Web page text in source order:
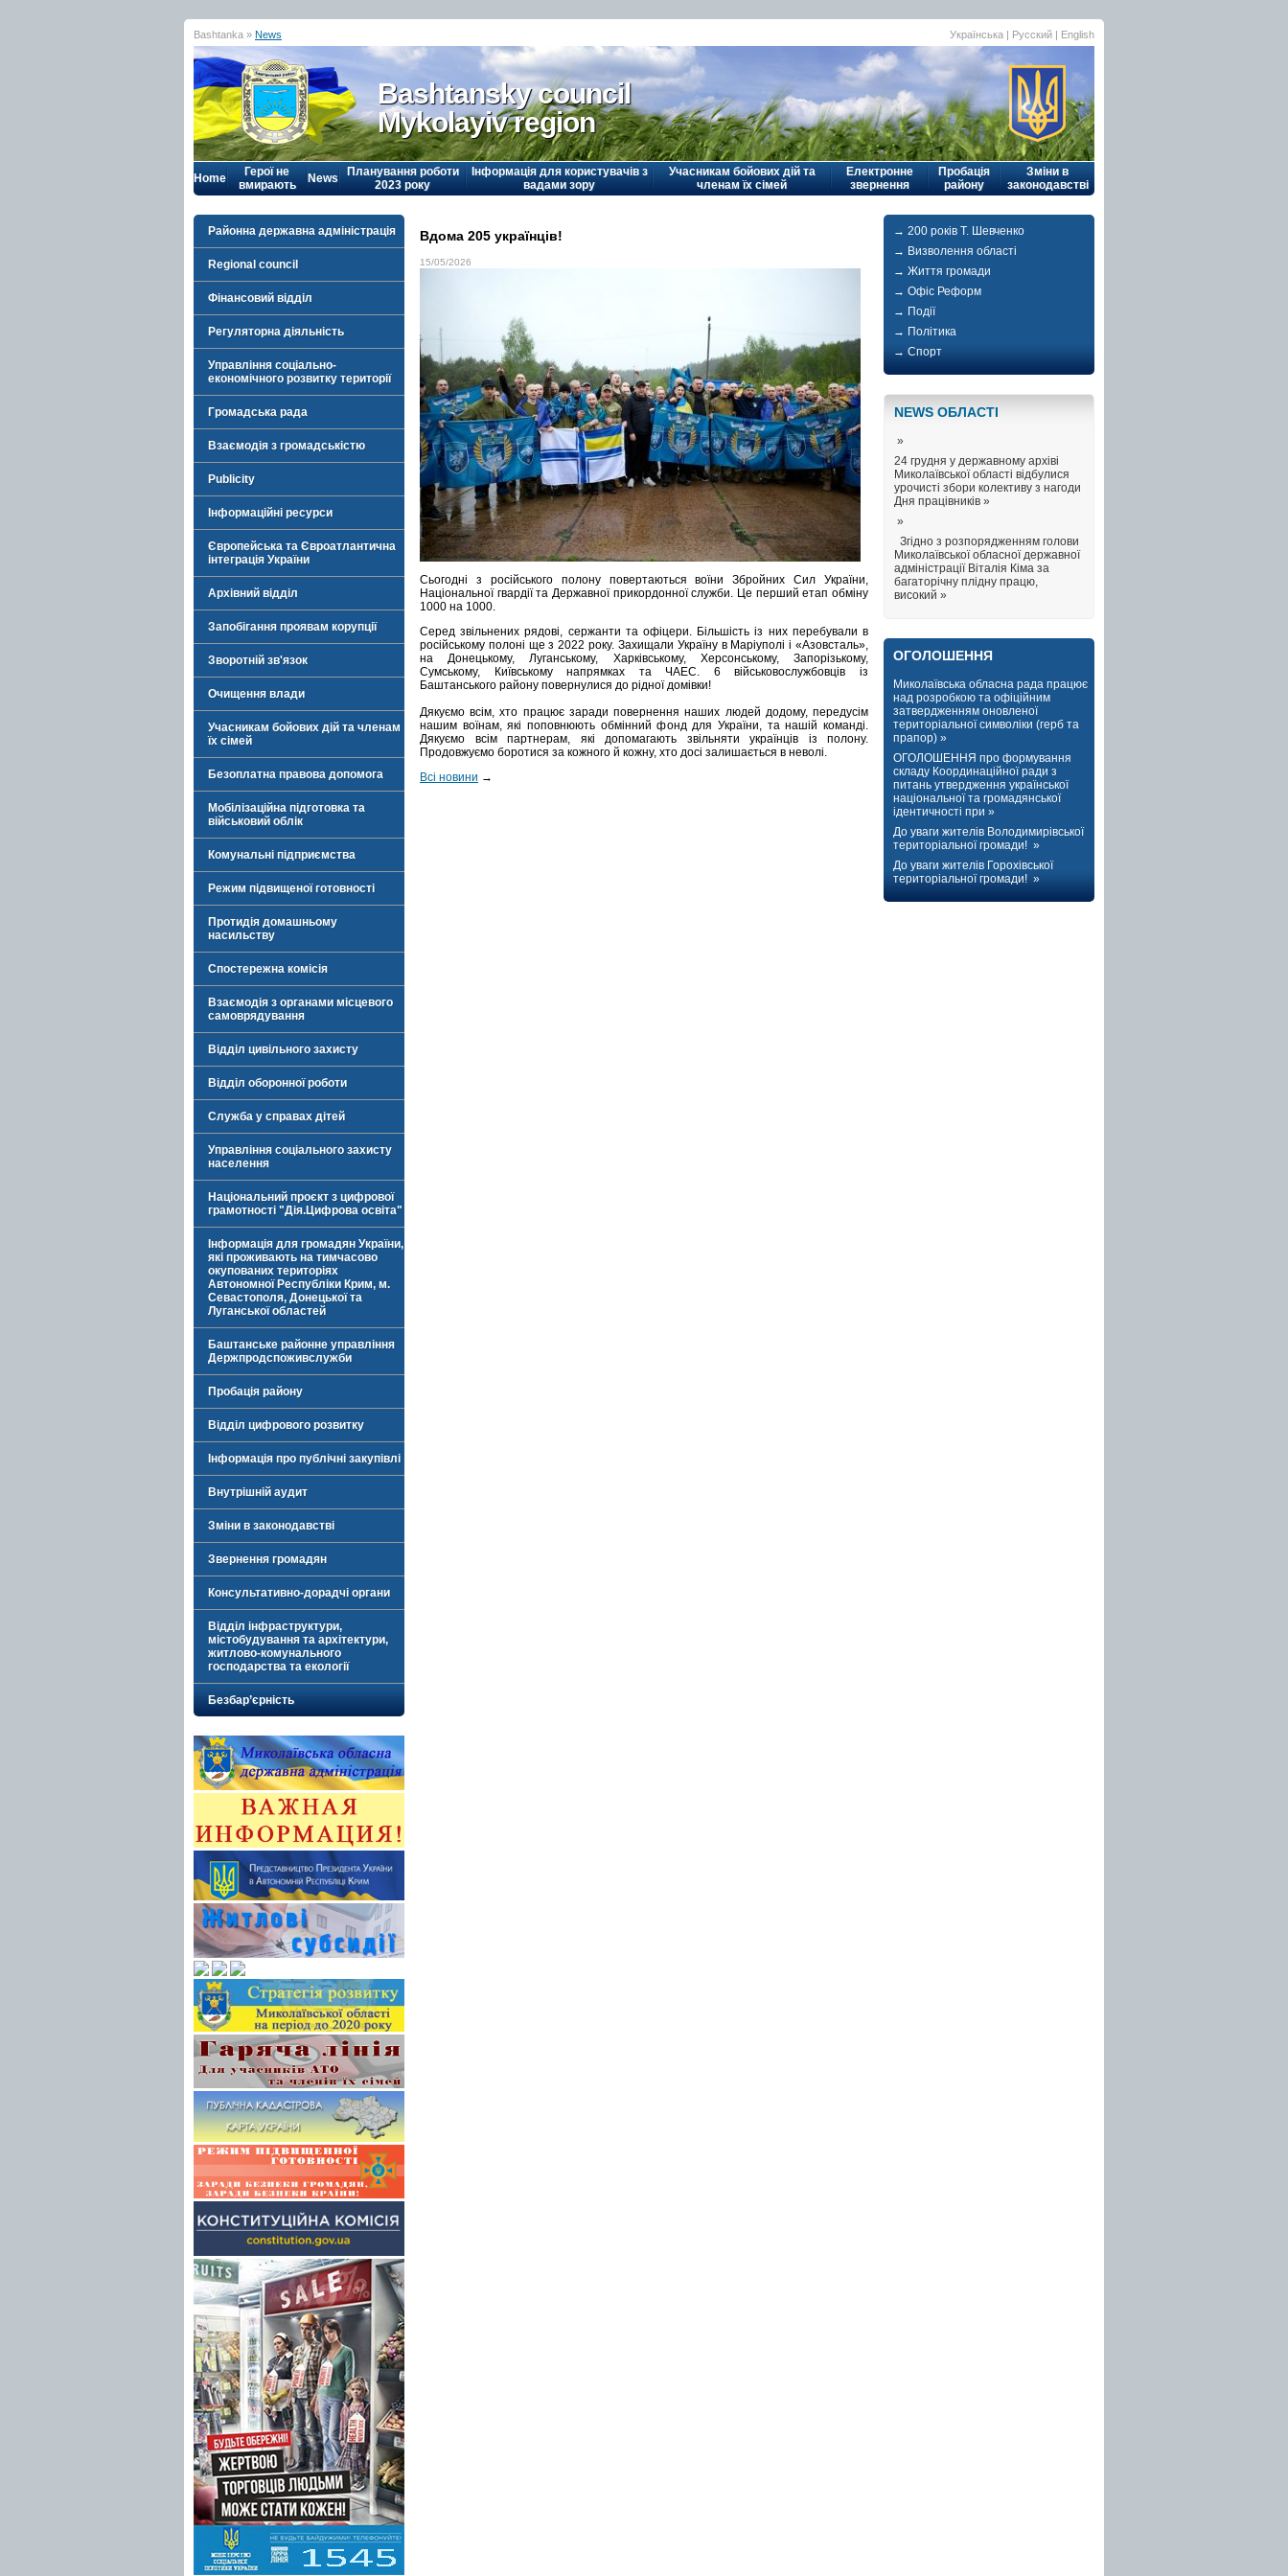
Bashtanka » News Українська | Русский | English
Bashtansky council
Mykolayiv region
Home
Герої не
вмирають
News
Планування роботи
2023 року
Інформація для користувачів з
вадами зору
Учасникам бойових дій та
членам їх сімей
Електронне
звернення
Пробація
району
Зміни в
законодавстві
Районна державна адміністрація
Regional council
Фінансовий відділ
Регуляторна діяльність
Управління соціально-
економічного розвитку території
Громадська рада
Взаємодія з громадськістю
Publicity
Інформаційні ресурси
Європейська та Євроатлантична
інтеграція України
Архівний відділ
Запобігання проявам корупції
Зворотній зв'язок
Очищення влади
Учасникам бойових дій та членам
їх сімей
Безоплатна правова допомога
Мобілізаційна підготовка та
військовий облік
Комунальні підприємства
Режим підвищеної готовності
Протидія домашньому
насильству
Спостережна комісія
Взаємодія з органами місцевого
самоврядування
Відділ цивільного захисту
Відділ оборонної роботи
Служба у справах дітей
Управління соціального захисту
населення
Національний проєкт з цифрової
грамотності "Дія.Цифрова освіта"
Інформація для громадян України,
які проживають на тимчасово
окупованих територіях
Автономної Республіки Крим, м.
Севастополя, Донецької та
Луганської областей
Баштанське районне управління
Держпродспоживслужби
Пробація району
Відділ цифрового розвитку
Інформація про публічні закупівлі
Внутрішній аудит
Зміни в законодавстві
Звернення громадян
Консультативно-дорадчі органи
Відділ інфраструктури,
містобудування та архітектури,
житлово-комунального
господарства та екології
Безбар’єрність
Вдома 205 українців!
15/05/2026
Сьогодні з російського полону повертаються воїни Збройних Сил України,
Національної гвардії та Державної прикордонної служби. Це перший етап обміну
1000 на 1000.
Серед звільнених рядові, сержанти та офіцери. Більшість із них перебували в
російському полоні ще з 2022 року. Захищали Україну в Маріуполі і «Азовсталь»,
на Донецькому, Луганському, Харківському, Херсонському, Запорізькому,
Сумському, Київському напрямках та ЧАЕС. 6 військовослужбовців із
Баштанського району повернулися до рідної домівки!
Дякуємо всім, хто працює заради повернення наших людей додому, передусім
нашим воїнам, які поповнюють обмінний фонд для України, та нашій команді.
Дякуємо всім партнерам, які допомагають звільняти українців із полону.
Продовжуємо боротися за кожного й кожну, хто досі залишається в неволі.
Всі новини →
→ 200 років Т. Шевченко
→ Визволення області
→ Життя громади
→ Офіс Реформ
→ Події
→ Політика
→ Спорт
NEWS ОБЛАСТI
»
24 грудня у державному архіві
Миколаївської області відбулися
урочисті збори колективу з нагоди
Дня працівників »
»
Згідно з розпорядженням голови
Миколаївської обласної державної
адміністрації Віталія Кіма за
багаторічну плідну працю,
високий »
ОГОЛОШЕННЯ
Миколаївська обласна рада працює
над розробкою та офіційним
затвердженням оновленої
територіальної символіки (герб та
прапор) »
ОГОЛОШЕННЯ про формування
складу Координаційної ради з
питань утвердження української
національної та громадянської
ідентичності при »
До уваги жителів Володимирівської
територіальної громади! »
До уваги жителів Горохівської
територіальної громади! »